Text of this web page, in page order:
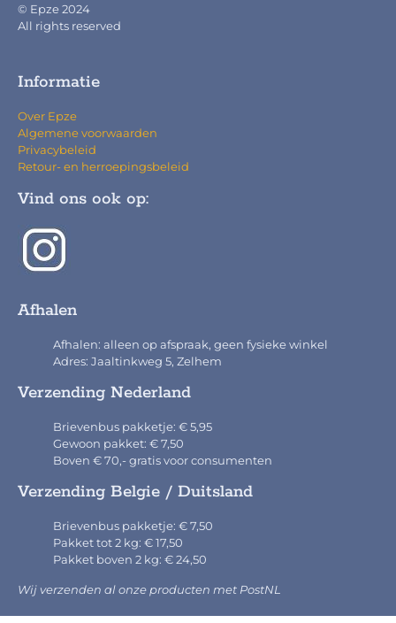
© Epze 2024
All rights reserved
Informatie
Over Epze
Algemene voorwaarden
Privacybeleid
Retour- en herroepingsbeleid
Vind ons ook op:
Afhalen
Afhalen: alleen op afspraak, geen fysieke winkel
Adres: Jaaltinkweg 5, Zelhem
Verzending Nederland
Brievenbus pakketje: € 5,95
Gewoon pakket: € 7,50
Boven € 70,- gratis voor consumenten
Verzending Belgie / Duitsland
Brievenbus pakketje: € 7,50
Pakket tot 2 kg: € 17,50
Pakket boven 2 kg: € 24,50
Wij verzenden al onze producten met PostNL